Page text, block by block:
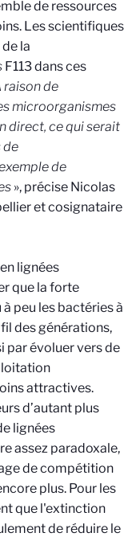
de ressources
Les scientifiques
la
F113 dans ces
raison de
microorganismes
direct, ce qui serait
de
de
», précise Nicolas
et cosignataire
lignées
que la forte
peu les bactéries à
des générations,
par évoluer vers de
attractives.
d’autant plus
lignées
assez paradoxale,
de compétition
plus. Pour les
que l'extinction
de réduire le